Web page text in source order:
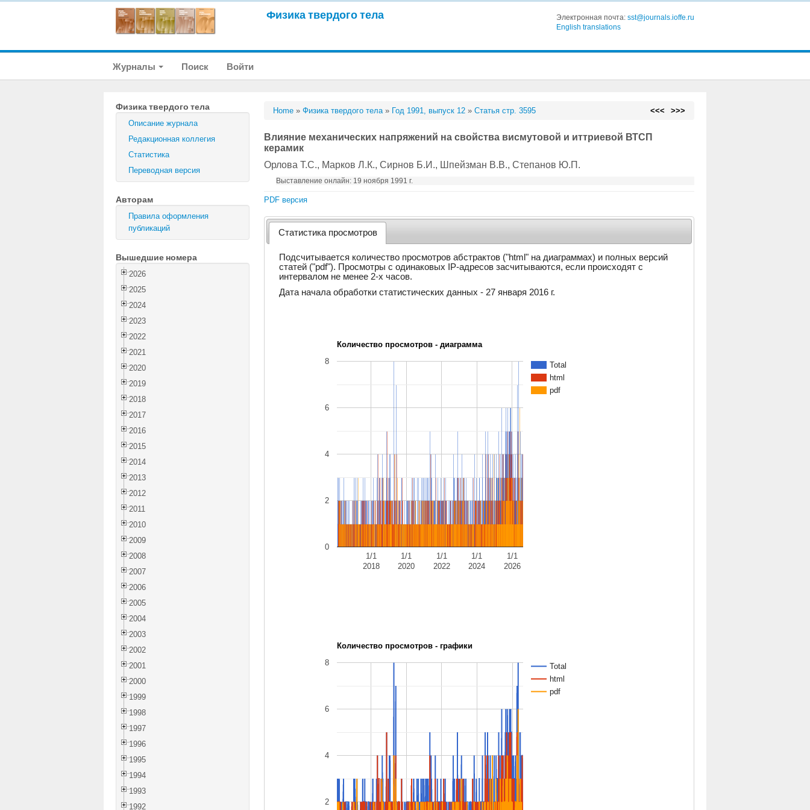
Физика твердого тела Электронная почта: sst@journals.ioffe.ru
English translations
Журналы Поиск Войти
Физика твердого тела
Описание журнала
Редакционная коллегия
Статистика
Переводная версия
Авторам
Правила оформления
публикаций
Вышедшие номера
2026
2025
2024
2023
2022
2021
2020
2019
2018
2017
2016
2015
2014
2013
2012
2011
2010
2009
2008
2007
2006
2005
2004
2003
2002
2001
2000
1999
1998
1997
1996
1995
1994
1993
1992
Home »Физика твердого тела» Год 1991, выпуск 12 »Статья стр. 3595 <<< >>>
Влияние механических напряжений на свойства висмутовой и иттриевой ВТСП
керамик
Орлова Т.С., Марков Л.К., Сирнов Б.И., Шпейзман В.В., Степанов Ю.П.
Выставление онлайн: 19 ноября 1991 г.
PDF версия
Статистика просмотров
Подсчитывается количество просмотров абстрактов ("html" на диаграммах) и полных версий
статей ("pdf"). Просмотры с одинаковых IP-адресов засчитываются, если происходят с
интервалом не менее 2-х часов.
Дата начала обработки статистических данных - 27 января 2016 г.
Количество просмотров - диаграмма
Total
html
pdf
1/1
2018
1/1
2020
1/1
2022
1/1
2024
1/1
2026
0
2
4
6
8
Количество просмотров - графики
Total
html
pdf
2
4
6
8